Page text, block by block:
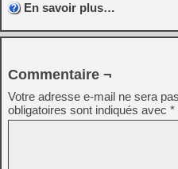
En savoir plus…
Commentaire ¬
Votre adresse e-mail ne sera
obligatoires sont indiqués avec *